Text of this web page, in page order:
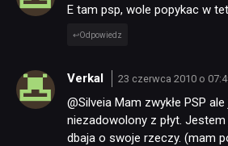
E tam psp, wole popykac w
Odpowiedz
Verkal 23 czerwca 2010 o
@Silveia Mam zwykłe PSP
niezadowolony z płyt.
dbaja o swoje rzeczy. (mam